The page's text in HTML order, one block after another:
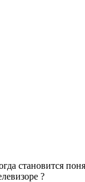
становится
?